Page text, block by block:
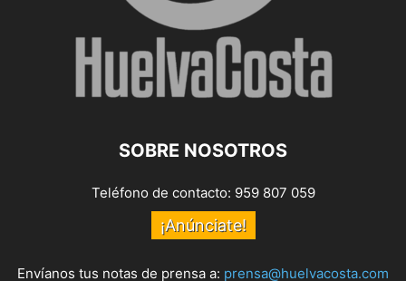
SOBRE NOSOTROS
Teléfono de contacto: 959 807 059
¡Anúnciate!
Envíanos tus notas de prensa a: prensa@huelvacosta.com